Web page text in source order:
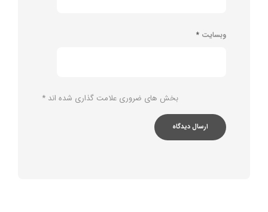
وبسایت *
بخش های ضروری علامت گذاری شده اند *